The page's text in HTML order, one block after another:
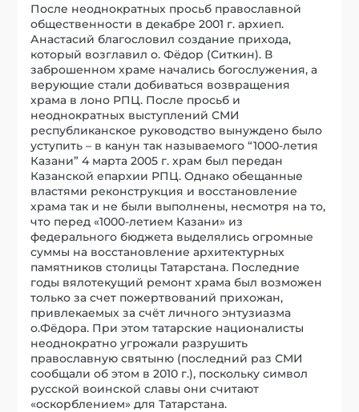
После неоднократных просьб православной
общественности в декабре 2001 г. архиеп.
Анастасий благословил создание прихода,
который возглавил о. Фёдор (Ситкин). В
заброшенном храме начались богослужения, а
верующие стали добиваться возвращения
храма в лоно РПЦ. После просьб и
неоднократных выступлений СМИ
республиканское руководство вынуждено было
уступить – в канун так называемого “1000-летия
Казани” 4 марта 2005 г. храм был передан
Казанской епархии РПЦ. Однако обещанные
властями реконструкция и восстановление
храма так и не были выполнены, несмотря на то,
что перед «1000-летием Казани» из
федерального бюджета выделялись огромные
суммы на восстановление архитектурных
памятников столицы Татарстана. Последние
годы вялотекущий ремонт храма был возможен
только за счет пожертвований прихожан,
привлекаемых за счёт личного энтузиазма
о.Фёдора. При этом татарские националисты
неоднократно угрожали разрушить
православную святыню (последний раз СМИ
сообщали об этом в 2010 г.), поскольку символ
русской воинской славы они считают
«оскорблением» для Татарстана.